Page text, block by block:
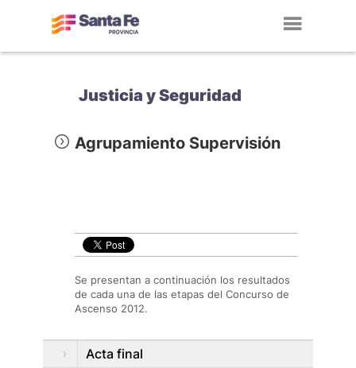
Justicia y Seguridad
Agrupamiento Supervisión
Se presentan a continuación los resultados
de cada una de las etapas del Concurso de
Ascenso 2012.
Acta final